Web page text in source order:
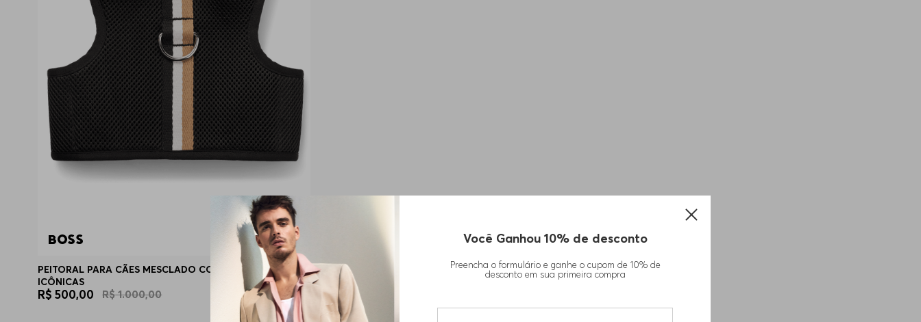
Você Ganhou 10% de desconto
Preencha o formulário e ganhe o cupom de 10% de
desconto em sua primeira compra
PEITORAL PARA CÃES MESCLADO COM LISTRAS
ICÔNICAS
R$ 500,00 R$ 1.000,00